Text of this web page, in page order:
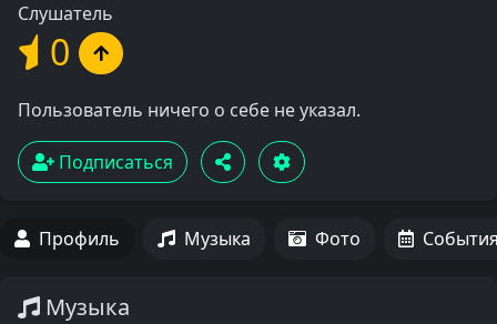
Слушатель
0
Пользователь ничего о себе не указал.
Подписаться
Профиль Музыка Фото
Музыка